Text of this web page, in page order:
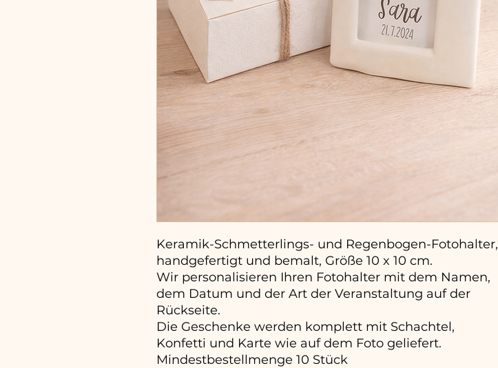
Keramik-Schmetterlings- und Regenbogen-Fotohalter,
handgefertigt und bemalt, Größe 10 x 10 cm.
Wir personalisieren Ihren Fotohalter mit dem Namen,
dem Datum und der Art der Veranstaltung auf der
Rückseite.
Die Geschenke werden komplett mit Schachtel,
Konfetti und Karte wie auf dem Foto geliefert.
Mindestbestellmenge 10 Stück